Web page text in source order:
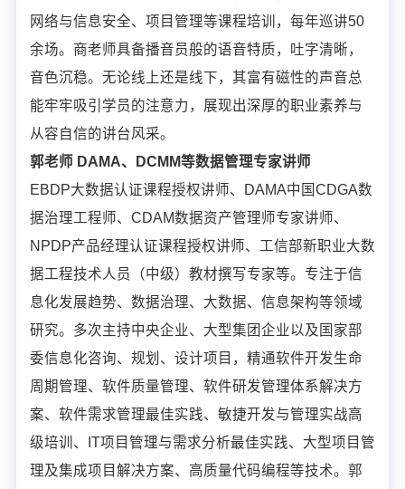
网络与信息安全、项目管理等课程培训，每年巡讲50
余场。商老师具备播音员般的语音特质，吐字清晰，
音色沉稳。无论线上还是线下，其富有磁性的声音总
能牢牢吸引学员的注意力，展现出深厚的职业素养与
从容自信的讲台风采。
郭老师 DAMA、DCMM等数据管理专家讲师
EBDP大数据认证课程授权讲师、DAMA中国CDGA数
据治理工程师、CDAM数据资产管理师专家讲师、
NPDP产品经理认证课程授权讲师、工信部新职业大数
据工程技术人员（中级）教材撰写专家等。专注于信
息化发展趋势、数据治理、大数据、信息架构等领域
研究。多次主持中央企业、大型集团企业以及国家部
委信息化咨询、规划、设计项目，精通软件开发生命
周期管理、软件质量管理、软件研发管理体系解决方
案、软件需求管理最佳实践、敏捷开发与管理实战高
级培训、IT项目管理与需求分析最佳实践、大型项目管
理及集成项目解决方案、高质量代码编程等技术。郭